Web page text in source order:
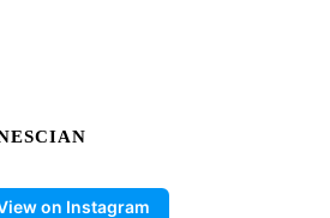
on Instagram